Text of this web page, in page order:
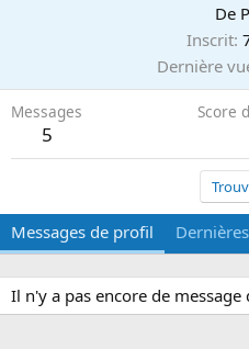
De
Inscrit
Dernière
Messages
5
Score
Messages de profil
Il n'y a pas encore de